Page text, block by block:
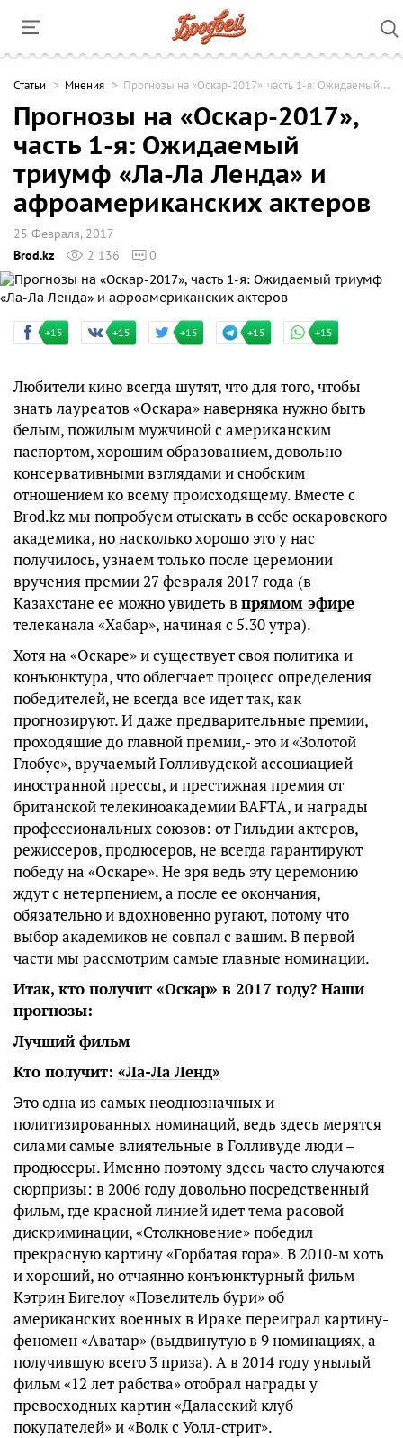
Cтатьи Мнения Прогнозы на «Оскар-2017», часть 1-я: Ожидаемый триумф «Ла-Ла Ленда» и афроамериканских актеров
Прогнозы на «Оскар-2017»,
часть 1-я: Ожидаемый
триумф «Ла-Ла Ленда» и
афроамериканских актеров
25 Февраля, 2017
Brod.kz
2 136 0
+15 +15 +15 +15 +15
Любители кино всегда шутят, что для того, чтобы
знать лауреатов «Оскара» наверняка нужно быть
белым, пожилым мужчиной с американским
паспортом, хорошим образованием, довольно
консервативными взглядами и снобским
отношением ко всему происходящему. Вместе с
Brod.kz мы попробуем отыскать в себе оскаровского
академика, но насколько хорошо это у нас
получилось, узнаем только после церемонии
вручения премии 27 февраля 2017 года (в
Казахстане ее можно увидеть впрямом эфире
телеканала «Хабар», начиная с 5.30 утра).
Хотя на «Оскаре» и существует своя политика и
конъюнктура, что облегчает процесс определения
победителей, не всегда все идет так, как
прогнозируют. И даже предварительные премии,
проходящие до главной премии,- это и «Золотой
Глобус», вручаемый Голливудской ассоциацией
иностранной прессы, и престижная премия от
британской телекиноакадемии BAFTA, и награды
профессиональных союзов: от Гильдии актеров,
режиссеров, продюсеров, не всегда гарантируют
победу на «Оскаре». Не зря ведь эту церемонию
ждут с нетерпением, а после ее окончания,
обязательно и вдохновенно ругают, потому что
выбор академиков не совпал с вашим. В первой
части мы рассмотрим самые главные номинации.
Итак, кто получит «Оскар» в 2017 году? Наши
прогнозы:
Лучший фильм
Кто получит: «Ла-Ла Ленд»
Это одна из самых неоднозначных и
политизированных номинаций, ведь здесь мерятся
силами самые влиятельные в Голливуде люди –
продюсеры. Именно поэтому здесь часто случаются
сюрпризы: в 2006 году довольно посредственный
фильм, где красной линией идет тема расовой
дискриминации, «Столкновение» победил
прекрасную картину «Горбатая гора». В 2010-м хоть
и хороший, но отчаянно конъюнктурный фильм
Кэтрин Бигелоу «Повелитель бури» об
американских военных в Ираке переиграл картину-
феномен «Аватар» (выдвинутую в 9 номинациях, а
получившую всего 3 приза). А в 2014 году унылый
фильм «12 лет рабства» отобрал награды у
превосходных картин «Даласский клуб
покупателей» и «Волк с Уолл-стрит».